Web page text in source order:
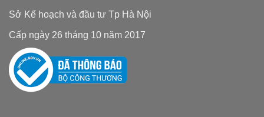
Sở Kế hoạch và đầu tư Tp Hà Nội
Cấp ngày 26 tháng 10 năm 2017